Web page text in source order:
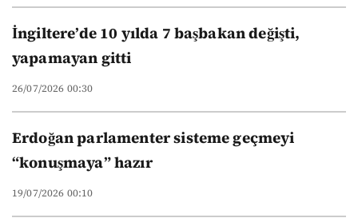
İngiltere’de 10 yılda 7 başbakan değişti,
yapamayan gitti
26/07/2026 00:30
Erdoğan parlamenter sisteme geçmeyi
“konuşmaya” hazır
19/07/2026 00:10